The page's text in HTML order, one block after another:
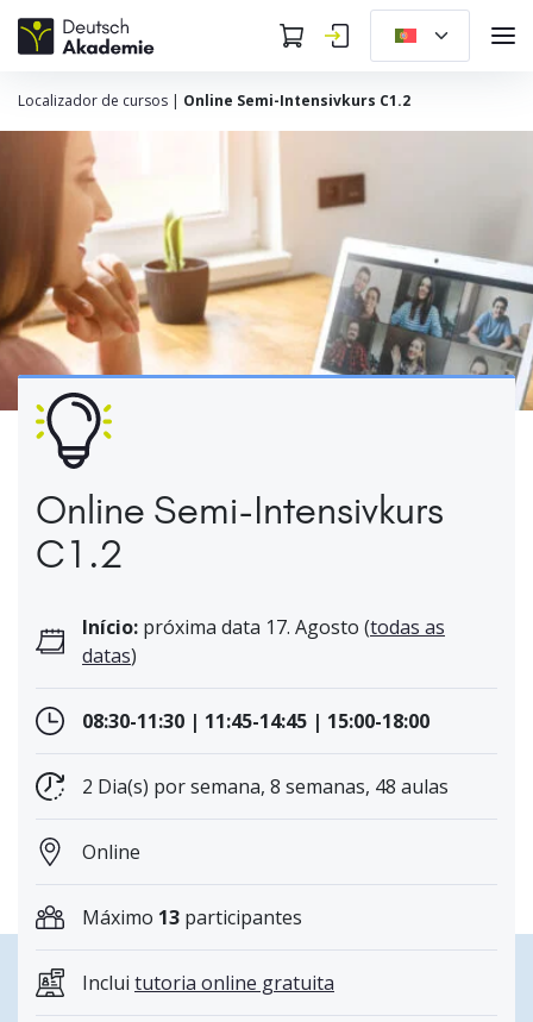
Localizador de cursos | Online Semi-Intensivkurs C1.2
Online Semi-Intensivkurs
C1.2
Início: próxima data 17. Agosto (todas as
datas)
08:30-11:30 | 11:45-14:45 | 15:00-18:00
2 Dia(s) por semana, 8 semanas, 48 aulas
Online
Máximo 13 participantes
Inclui tutoria online gratuita